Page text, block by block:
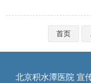
龙观二期扩建工程的
首页
北京积水潭医院 宣